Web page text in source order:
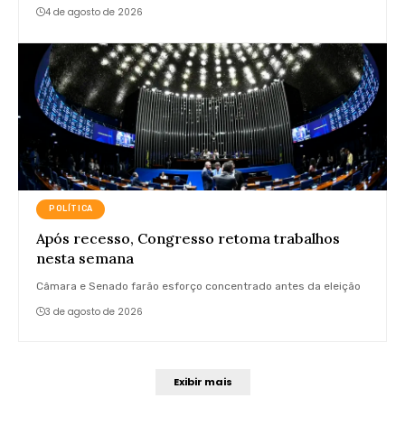
4 de agosto de 2026
POLÍTICA
Após recesso, Congresso retoma trabalhos
nesta semana
Câmara e Senado farão esforço concentrado antes da eleição
3 de agosto de 2026
Exibir mais